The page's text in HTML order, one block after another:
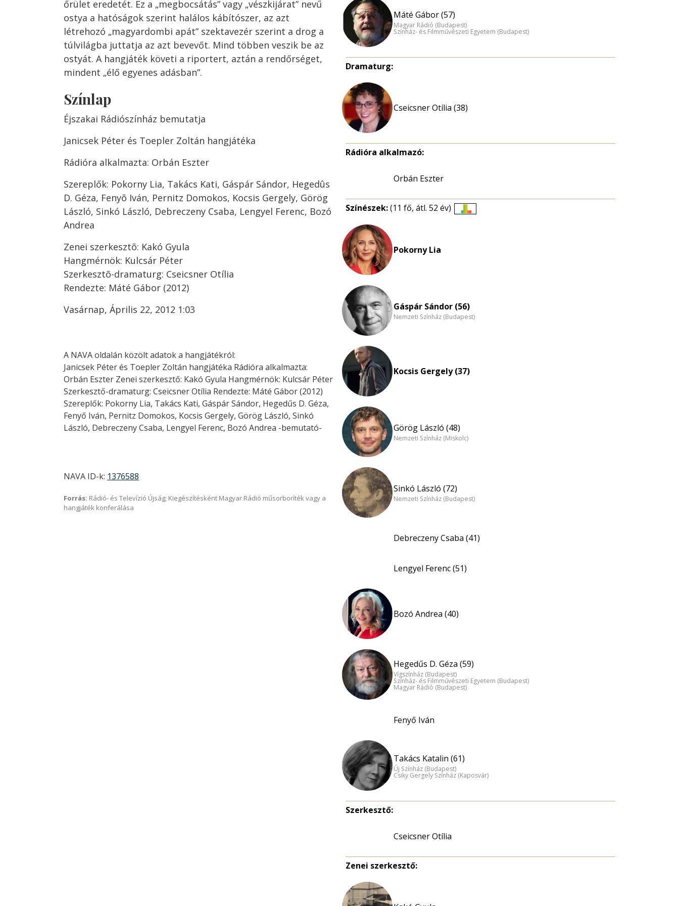
őrület eredetét. Ez a „megbocsátás” vagy „vészkijárat” nevű
ostya a hatóságok szerint halálos kábítószer, az azt
létrehozó „magyardombi apát” szektavezér szerint a drog a
túlvilágba juttatja az azt bevevőt. Mind többen veszik be az
ostyát. A hangjáték követi a riportert, aztán a rendőrséget,
mindent „élő egyenes adásban”.
Színlap
Éjszakai Rádiószínház bemutatja
Janicsek Péter és Toepler Zoltán hangjátéka
Rádióra alkalmazta: Orbán Eszter
Szereplők: Pokorny Lia, Takács Kati, Gáspár Sándor, Hegedûs
D. Géza, Fenyõ Iván, Pernitz Domokos, Kocsis Gergely, Görög
László, Sinkó László, Debreczeny Csaba, Lengyel Ferenc, Bozó
Andrea
Zenei szerkesztõ: Kakó Gyula
Hangmérnök: Kulcsár Péter
Szerkesztõ-dramaturg: Cseicsner Otília
Rendezte: Máté Gábor (2012)
Vasárnap, Április 22, 2012 1:03
A NAVA oldalán közölt adatok a hangjátékról:
Janicsek Péter és Toepler Zoltán hangjátéka Rádióra alkalmazta:
Orbán Eszter Zenei szerkesztő: Kakó Gyula Hangmérnök: Kulcsár Péter
Szerkesztő-dramaturg: Cseicsner Otília Rendezte: Máté Gábor (2012)
Szereplők: Pokorny Lia, Takács Kati, Gáspár Sándor, Hegedűs D. Géza,
Fenyő Iván, Pernitz Domokos, Kocsis Gergely, Görög László, Sinkó
László, Debreczeny Csaba, Lengyel Ferenc, Bozó Andrea -bemutató-
NAVA ID-k: 1376588
Forrás: Rádió- és Televízió Újság; Kiegészítésként Magyar Rádió műsorboríték vagy a
hangjáték konferálása
Máté Gábor (57)
Magyar Rádió (Budapest)
Színház- és Filmművészeti Egyetem (Budapest)
Dramaturg:
Cseicsner Otília (38)
Rádióra alkalmazó:
Orbán Eszter
Színészek:(11 fő, átl. 52 év)
Életkori
Pokorny Lia
Gáspár Sándor (56)
Nemzeti Színház (Budapest)
Kocsis Gergely (37)
Görög László (48)
Nemzeti Színház (Miskolc)
Sinkó László (72)
Nemzeti Színház (Budapest)
Debreczeny Csaba (41)
Lengyel Ferenc (51)
Bozó Andrea (40)
Hegedűs D. Géza (59)
Vígszínház (Budapest)
Színház- és Filmművészeti Egyetem (Budapest)
Magyar Rádió (Budapest)
Fenyő Iván
Takács Katalin (61)
Új Színház (Budapest)
Csiky Gergely Színház (Kaposvár)
Szerkesztő:
Cseicsner Otília
Zenei szerkesztő: